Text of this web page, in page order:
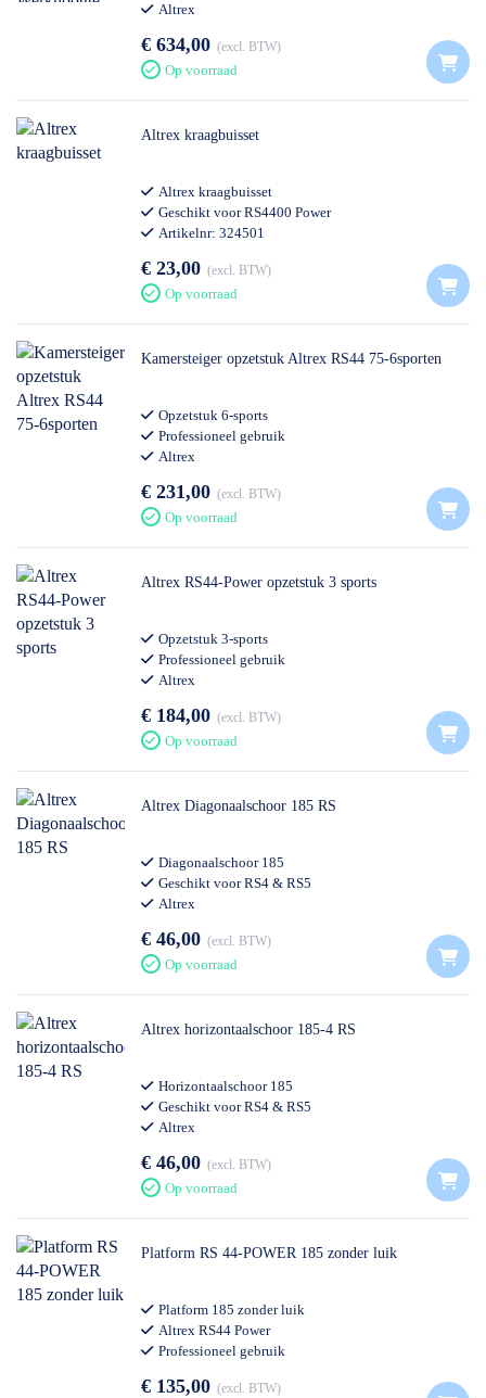
Altrex
€ 634,00 excl. BTW
Op voorraad
Altrex kraagbuisset
Altrex kraagbuisset
Geschikt voor RS4400 Power
Artikelnr: 324501
€ 23,00 excl. BTW
Op voorraad
Kamersteiger opzetstuk Altrex RS44 75-6sporten
Opzetstuk 6-sports
Professioneel gebruik
Altrex
€ 231,00 excl. BTW
Op voorraad
Altrex RS44-Power opzetstuk 3 sports
Opzetstuk 3-sports
Professioneel gebruik
Altrex
€ 184,00 excl. BTW
Op voorraad
Altrex Diagonaalschoor 185 RS
Diagonaalschoor 185
Geschikt voor RS4 & RS5
Altrex
€ 46,00 excl. BTW
Op voorraad
Altrex horizontaalschoor 185-4 RS
Horizontaalschoor 185
Geschikt voor RS4 & RS5
Altrex
€ 46,00 excl. BTW
Op voorraad
Platform RS 44-POWER 185 zonder luik
Platform 185 zonder luik
Altrex RS44 Power
Professioneel gebruik
€ 135,00 excl. BTW